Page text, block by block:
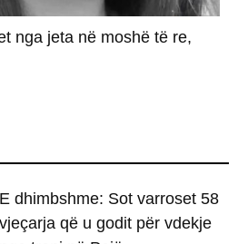
nga jeta në moshë të re,
E dhimbshme: Sot varroset 58
vjeçarja që u godit për vdekje